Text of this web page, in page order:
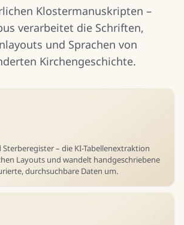
Klostermanuskripten –
verarbeitet die Schriften,
und Sprachen von
Kirchengeschichte.
Sterberegister – die KI-Tabellenextraktion
Layouts und wandelt handgeschriebene
durchsuchbare Daten um.